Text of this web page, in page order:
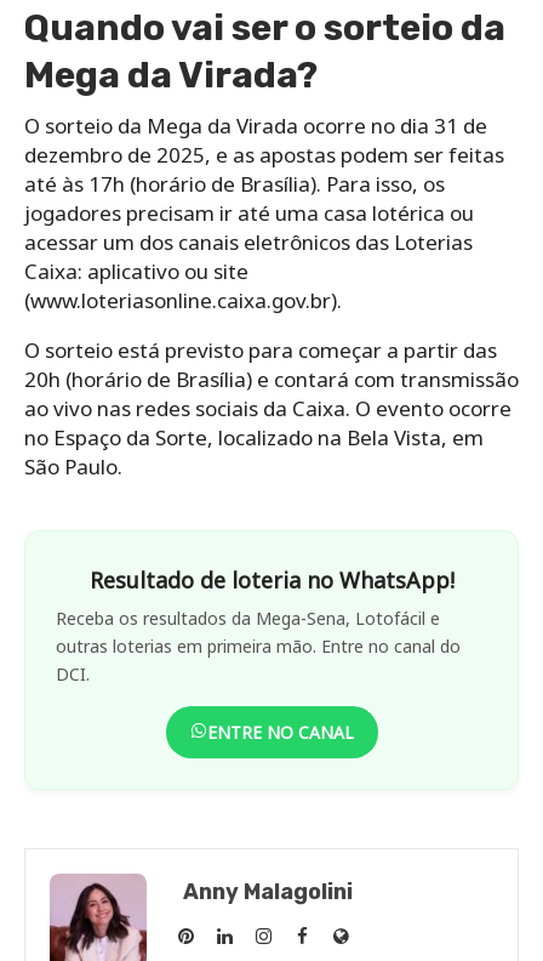
Quando vai ser o sorteio da
Mega da Virada?
O sorteio da Mega da Virada ocorre no dia 31 de
dezembro de 2025, e as apostas podem ser feitas
até às 17h (horário de Brasília). Para isso, os
jogadores precisam ir até uma casa lotérica ou
acessar um dos canais eletrônicos das Loterias
Caixa: aplicativo ou site
(www.loteriasonline.caixa.gov.br).
O sorteio está previsto para começar a partir das
20h (horário de Brasília) e contará com transmissão
ao vivo nas redes sociais da Caixa. O evento ocorre
no Espaço da Sorte, localizado na Bela Vista, em
São Paulo.
Resultado de loteria no WhatsApp!
Receba os resultados da Mega-Sena, Lotofácil e
outras loterias em primeira mão. Entre no canal do
DCI.
ENTRE NO CANAL
Anny Malagolini
AnnyAnnyAnnyAnnySite